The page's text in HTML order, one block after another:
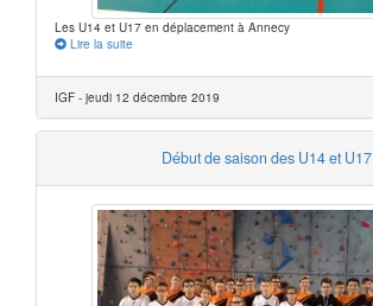
Les U14 et U17 en déplacement à Annecy
Lire la suite
IGF - jeudi 12 décembre 2019
Début de saison des U14 et U17